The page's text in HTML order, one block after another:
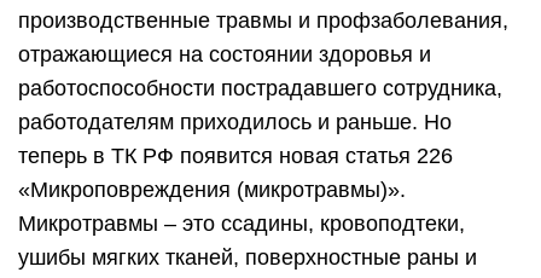
производственные травмы и профзаболевания,
отражающиеся на состоянии здоровья и
работоспособности пострадавшего сотрудника,
работодателям приходилось и раньше. Но
теперь в ТК РФ появится новая статья 226
«Микроповреждения (микротравмы)».
Микротравмы – это ссадины, кровоподтеки,
ушибы мягких тканей, поверхностные раны и